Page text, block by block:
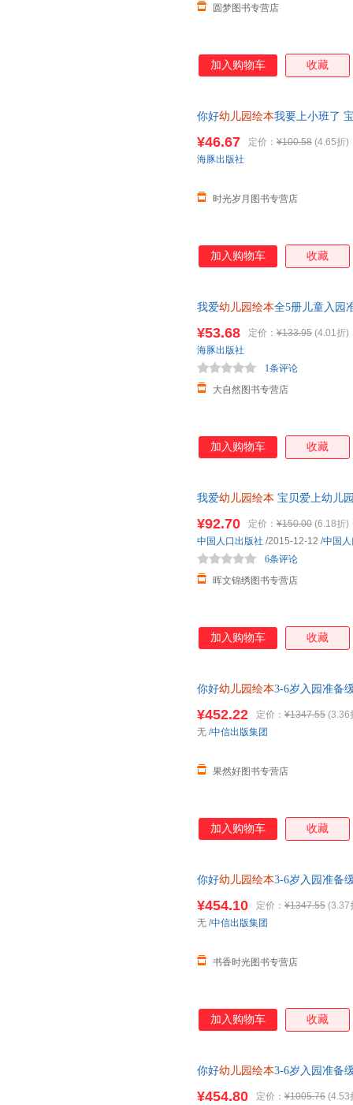
圆梦图书专营店
加入购物车 收藏
你好幼儿园绘本我要上小班了
¥46.67 定价： ¥100.58 (4.65折)
时光岁月图书专营店
海豚出版社
加入购物车 收藏
我爱幼儿园绘本全5册儿童入园
¥53.68 定价： ¥133.95 (4.01折)
大自然图书专营店
1条评论
海豚出版社
加入购物车 收藏
我爱幼儿园绘本 宝贝爱上幼儿
¥92.70 定价： ¥150.00 (6.18折)
晖文锦绣图书专营店
6条评论
中国人口出版社 /2015-12-12 /中国
加入购物车 收藏
你好幼儿园绘本3-6岁入园准备
¥452.22 定价： ¥1347.55 (3.36
果然好图书专营店
无 /中信出版集团
加入购物车 收藏
你好幼儿园绘本3-6岁入园准备
¥454.10 定价： ¥1347.55 (3.37
书香时光图书专营店
无 /中信出版集团
加入购物车 收藏
你好幼儿园绘本3-6岁入园准备
¥454.80 定价： ¥1005.76 (4.53